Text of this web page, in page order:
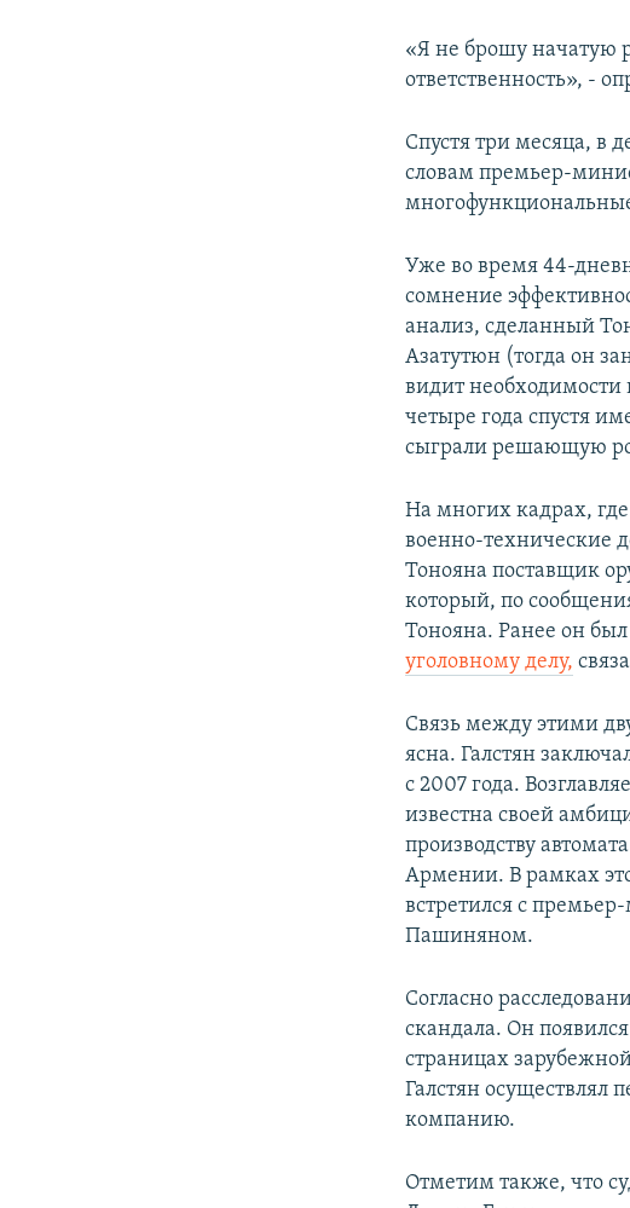
«Я не брошу начатую
ответственность», -
Спустя три месяца, в
словам премьер-
Уже во время 44-
сомнение
анализ, сделанный
Азатутюн (тогда он
видит необходимости
четыре года спустя
сыграли решающую
На многих кадрах,
военно-технические
Тонояна поставщик
который, по
Тонояна. Ранее он
уголовному делу,
Связь между этими
ясна. Галстян
с 2007 года.
известна своей
производству
Армении. В рамках
встретился с
Пашиняном.
Согласно
скандала. Он
страницах
Галстян
компанию.
Отметим также, что